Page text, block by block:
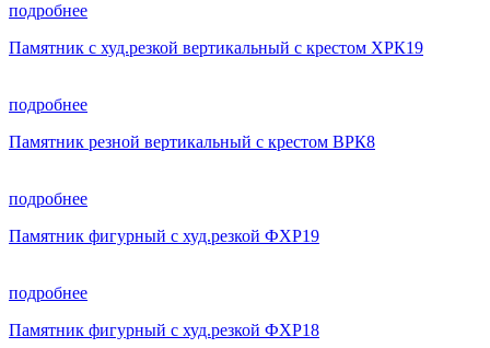
подробнее
Памятник с худ.резкой вертикальный с крестом ХРК19
подробнее
Памятник резной вертикальный с крестом ВРК8
подробнее
Памятник фигурный с худ.резкой ФХР19
подробнее
Памятник фигурный с худ.резкой ФХР18